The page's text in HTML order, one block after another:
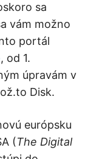
sa
vám možno
portál
, od 1.
úpravám v
Disk.
európsku
(The Digital